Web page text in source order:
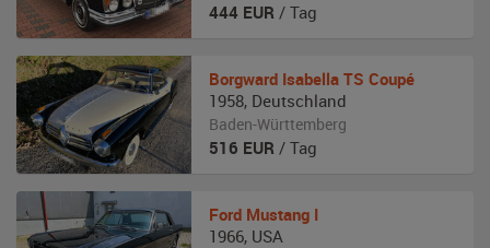
444 EUR / Tag
Borgward Isabella TS Coupé
1958, Deutschland
Baden-Württemberg
516 EUR / Tag
Ford Mustang I
1966, USA